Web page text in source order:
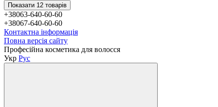
Показати 12 товарів
+38063-640-60-60
+38067-640-60-60
Контактна інформація
Повна версія сайту
Професійна косметика для волосся
Укр Рус